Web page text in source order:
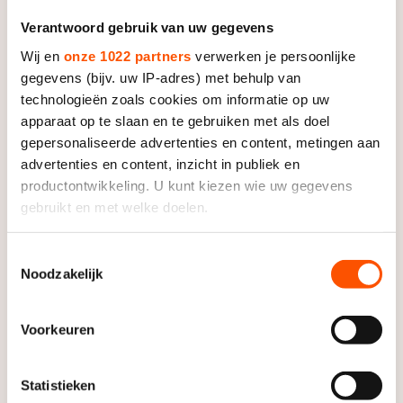
Verantwoord gebruik van uw gegevens
Wij en onze 1022 partners verwerken je persoonlijke
gegevens (bijv. uw IP-adres) met behulp van
technologieën zoals cookies om informatie op uw
apparaat op te slaan en te gebruiken met als doel
gepersonaliseerde advertenties en content, metingen aan
advertenties en content, inzicht in publiek en
productontwikkeling. U kunt kiezen wie uw gegevens
gebruikt en met welke doelen.
Informatie verzamelen over uw geografische locatie,
Uw apparaat identificeren door het actief te scannen
op specifieke eigenschappen (fingerprinting)
verwerkt en stel uw voorkeuren in het
detailgedeelte in.
Noodzakelijk
Voorkeuren
Statistieken